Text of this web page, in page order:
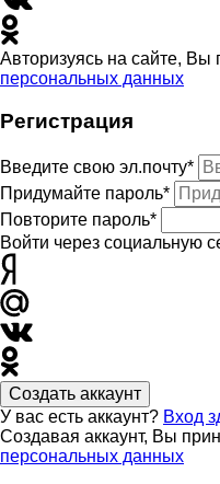
Авторизуясь на сайте, Вы
персональных данных
Регистрация
Введите свою эл.почту*
Придумайте пароль*
Повторите пароль*
Войти через социальную
Создать аккаунт
У вас есть аккаунт? Вход
Создавая аккаунт, Вы
персональных данных